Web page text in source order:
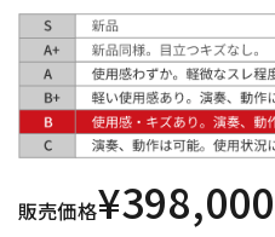
中古
販売価格¥398,000